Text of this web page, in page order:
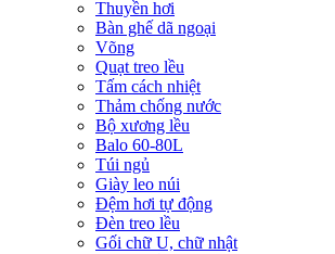
Thuyền hơi
Bàn ghế dã ngoại
Võng
Quạt treo lều
Tấm cách nhiệt
Thảm chống nước
Bộ xương lều
Balo 60-80L
Túi ngủ
Giày leo núi
Đệm hơi tự động
Đèn treo lều
Gối chữ U, chữ nhật